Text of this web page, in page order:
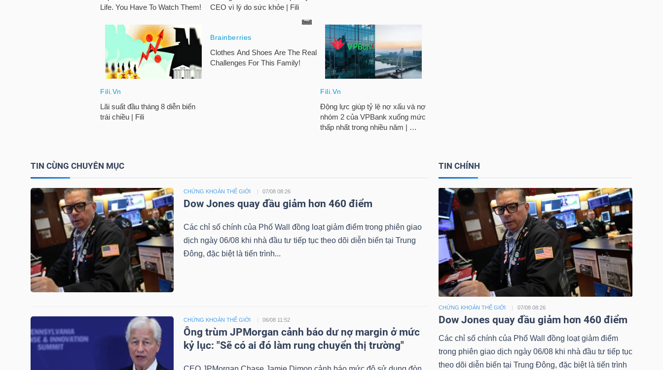
TIN CÙNG CHUYÊN MỤC
CHỨNG KHOÁN THẾ GIỚI 07/08 08:26
Dow Jones quay đầu giảm hơn 460 điểm
Các chỉ số chính của Phố Wall đồng loạt giảm điểm trong phiên giao
dịch ngày 06/08 khi nhà đầu tư tiếp tục theo dõi diễn biến tại Trung
Đông, đặc biệt là tiến trình...
CHỨNG KHOÁN THẾ GIỚI 06/08 11:52
Ông trùm JPMorgan cảnh báo dư nợ margin ở mức
kỷ lục: "Sẽ có ai đó làm rung chuyển thị trường"
TIN CHÍNH
CHỨNG KHOÁN THẾ GIỚI 07/08 08:26
Dow Jones quay đầu giảm hơn 460 điểm
Các chỉ số chính của Phố Wall đồng loạt giảm điểm
trong phiên giao dịch ngày 06/08 khi nhà đầu tư tiếp tục
theo dõi diễn biến tại Trung Đông, đặc biệt là tiến trình
VẬT
CÔNG
NGHIỆP
TIÊU
DÙNG
KHÔNG